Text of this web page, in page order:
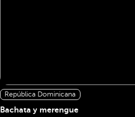
República Dominicana
Bachata y merengue